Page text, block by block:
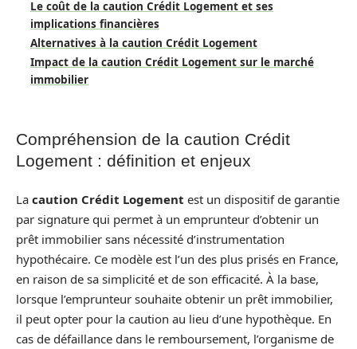
Le coût de la caution Crédit Logement et ses
implications financières
Alternatives à la caution Crédit Logement
Impact de la caution Crédit Logement sur le marché
immobilier
Compréhension de la caution Crédit
Logement : définition et enjeux
La caution Crédit Logement est un dispositif de garantie
par signature qui permet à un emprunteur d’obtenir un
prêt immobilier sans nécessité d’instrumentation
hypothécaire. Ce modèle est l’un des plus prisés en France,
en raison de sa simplicité et de son efficacité. À la base,
lorsque l’emprunteur souhaite obtenir un prêt immobilier,
il peut opter pour la caution au lieu d’une hypothèque. En
cas de défaillance dans le remboursement, l’organisme de